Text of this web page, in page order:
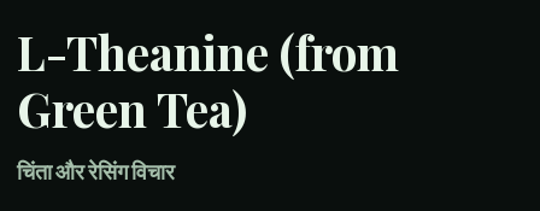
L-Theanine (from
Green Tea)
चिंता और रेसिंग विचार